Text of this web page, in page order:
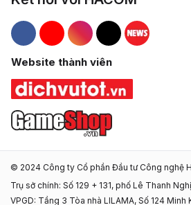
Hacom Facebook
Hacom YouTube
Hacom Instagram
Hacom TikTok
Website thành viên
© 2024 Công ty Cổ phần Đầu tư Công nghệ
Trụ sở chính: Số 129 + 131, phố Lê Thanh
VPGD: Tầng 3 Tòa nhà LILAMA, Số 124